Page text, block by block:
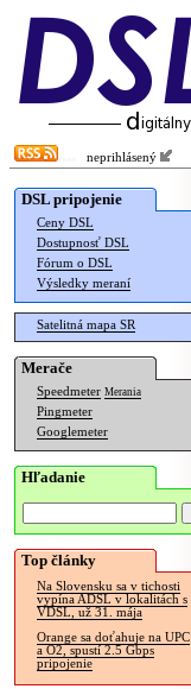
neprihlásený
DSL pripojenie
Ceny DSL
Dostupnosť DSL
Fórum o DSL
Výsledky meraní
Satelitná mapa SR
Merače
Speedmeter Merania
Pingmeter
Googlemeter
Hľadanie
Top články
Na Slovensku sa v tichosti
vypína ADSL v lokalitách s
VDSL, už 31. mája
Orange sa doťahuje na UPC
a O2, spustí 2.5 Gbps
pripojenie